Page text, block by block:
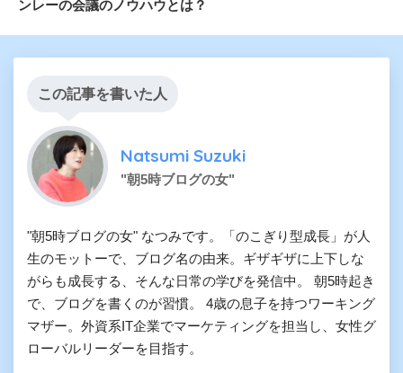
ンレーの会議のノウハウとは？
この記事を書いた人
Natsumi Suzuki
"朝5時ブログの女"
"朝5時ブログの女" なつみです。「のこぎり型成長」が人
生のモットーで、ブログ名の由来。ギザギザに上下しな
がらも成長する、そんな日常の学びを発信中。 朝5時起き
で、ブログを書くのが習慣。 4歳の息子を持つワーキング
マザー。外資系IT企業でマーケティングを担当し、女性グ
ローバルリーダーを目指す。